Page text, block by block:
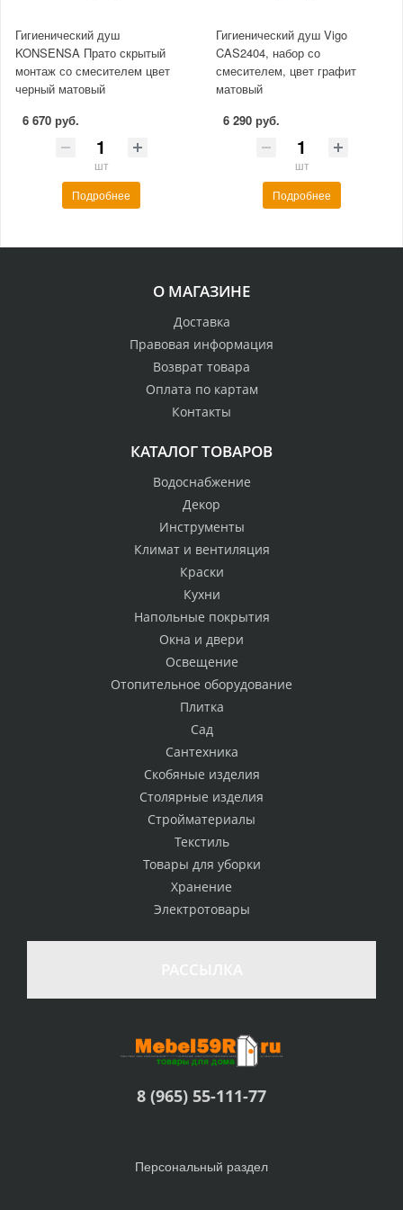
Гигиенический душ
KONSENSA Прато скрытый
монтаж со смесителем цвет
черный матовый
6 670 руб.
шт
Подробнее
Гигиенический душ Vigo
CAS2404, набор со
смесителем, цвет графит
матовый
6 290 руб.
шт
Подробнее
О МАГАЗИНЕ
Доставка
Правовая информация
Возврат товара
Оплата по картам
Контакты
КАТАЛОГ ТОВАРОВ
Водоснабжение
Декор
Инструменты
Климат и вентиляция
Краски
Кухни
Напольные покрытия
Окна и двери
Освещение
Отопительное оборудование
Плитка
Сад
Сантехника
Скобяные изделия
Столярные изделия
Стройматериалы
Текстиль
Товары для уборки
Хранение
Электротовары
8 (965) 55-111-77
Персональный раздел